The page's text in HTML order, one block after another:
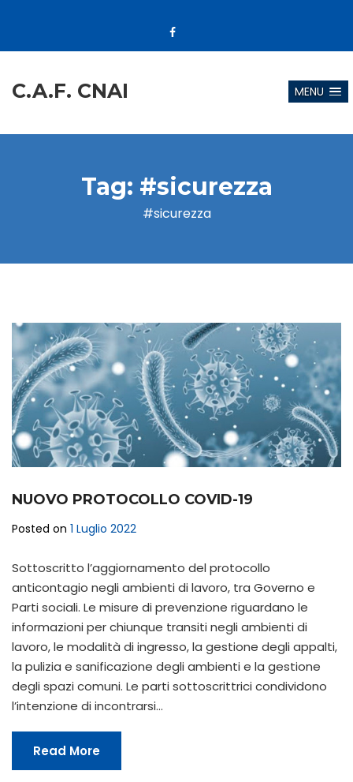
C.A.F. CNAI MENU
Tag: #sicurezza
#sicurezza
NUOVO PROTOCOLLO COVID-19
Posted on 1 Luglio 2022
Sottoscritto l’aggiornamento del protocollo
anticontagio negli ambienti di lavoro, tra Governo e
Parti sociali. Le misure di prevenzione riguardano le
informazioni per chiunque transiti negli ambienti di
lavoro, le modalità di ingresso, la gestione degli appalti,
la pulizia e sanificazione degli ambienti e la gestione
degli spazi comuni. Le parti sottoscrittrici condividono
l’intenzione di incontrarsi…
Read More